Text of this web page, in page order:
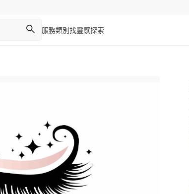
服務類別 找靈感探索